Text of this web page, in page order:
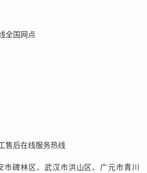
全国网点
售后在线服务热线
市碑林区、武汉市洪山区、广元市青川